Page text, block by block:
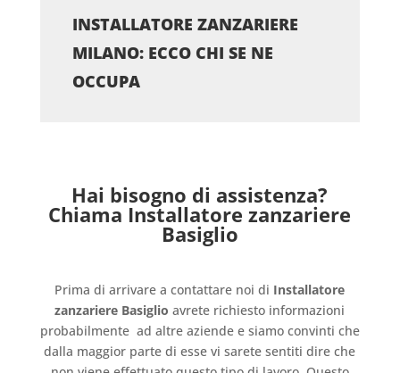
INSTALLATORE ZANZARIERE
MILANO: ECCO CHI SE NE
OCCUPA
Hai bisogno di assistenza?
Chiama Installatore zanzariere
Basiglio
Prima di arrivare a contattare noi di Installatore
zanzariere Basiglio avrete richiesto informazioni
probabilmente ad altre aziende e siamo convinti che
dalla maggior parte di esse vi sarete sentiti dire che